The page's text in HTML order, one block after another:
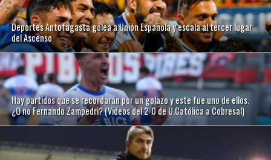
Deportes Antofagasta golea a Unión Española y escala al tercer lugar
del Ascenso
Hay partidos que se recordarán por un golazo y este fue uno de ellos.
¿O no Fernando Zampedri? (Videos del 2-0 de U.Católica a Cobresal)